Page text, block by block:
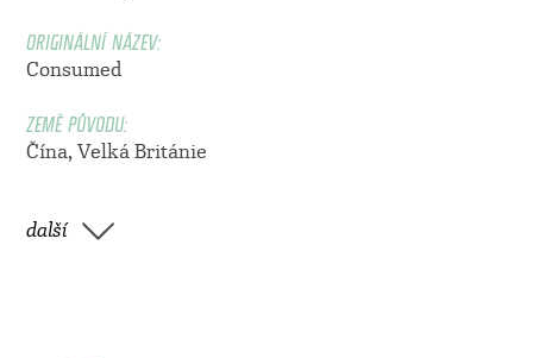
ORIGINÁLNÍ NÁZEV:
Consumed
ZEMĚ PŮVODU:
Čína, Velká Británie
další